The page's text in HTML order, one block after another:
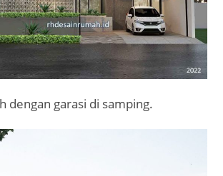
dengan garasi di samping.